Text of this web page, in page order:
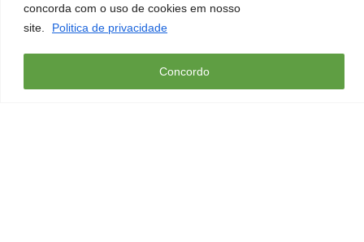
concorda com o uso de cookies em nosso
site.
Politica de privacidade
Concordo
Saiba mais sobre os 8 desperdícios
em:
https://geracaolean.com.br/quais-sao-os-8-desperdicios-
do-lean-manufacturing/